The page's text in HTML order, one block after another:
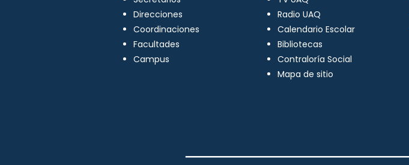
Direcciones
Coordinaciones
Facultades
Campus
Radio UAQ
Calendario Escolar
Bibliotecas
Contraloría Social
Mapa de sitio